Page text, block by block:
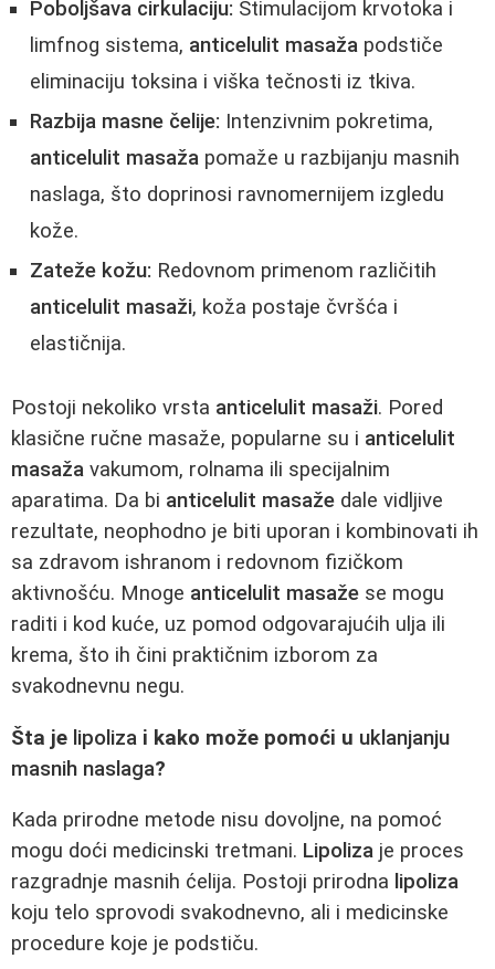
Poboljšava cirkulaciju: Stimulacijom krvotoka i
limfnog sistema, anticelulit masaža podstiče
eliminaciju toksina i viška tečnosti iz tkiva.
Razbija masne čelije: Intenzivnim pokretima,
anticelulit masaža pomaže u razbijanju masnih
naslaga, što doprinosi ravnomernijem izgledu
kože.
Zateže kožu: Redovnom primenom različitih
anticelulit masaži, koža postaje čvršća i
elastičnija.
Postoji nekoliko vrsta anticelulit masaži. Pored
klasične ručne masaže, popularne su i anticelulit
masaža vakumom, rolnama ili specijalnim
aparatima. Da bi anticelulit masaže dale vidljive
rezultate, neophodno je biti uporan i kombinovati ih
sa zdravom ishranom i redovnom fizičkom
aktivnošću. Mnoge anticelulit masaže se mogu
raditi i kod kuće, uz pomod odgovarajućih ulja ili
krema, što ih čini praktičnim izborom za
svakodnevnu negu.
Šta je lipoliza i kako može pomoći u uklanjanju
masnih naslaga?
Kada prirodne metode nisu dovoljne, na pomoć
mogu doći medicinski tretmani. Lipoliza je proces
razgradnje masnih ćelija. Postoji prirodna lipoliza
koju telo sprovodi svakodnevno, ali i medicinske
procedure koje je podstiču.